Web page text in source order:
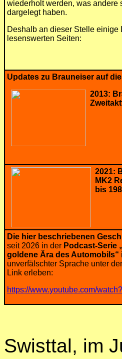
wiederholt werden, was andere
dargelegt haben.
Deshalb an dieser Stelle einige
lesenswerten Seiten:
Updates zu Brauneiser auf
2013:
2021:
MK2
bis
Die hier beschriebenen
seit 2026 in der Podcast-Serie
goldene Ära des Automobils“
unverfälschter Sprache unter
Link erleben:
https://www.youtube.com/
Swisttal, im